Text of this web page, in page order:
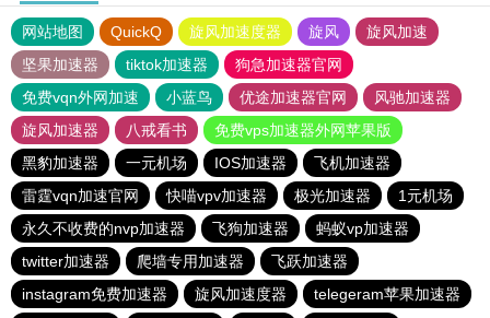
网站地图 QuickQ 旋风加速度器 旋风
旋风加速
坚果加速器
tiktok加速器
狗急加速器官网
免费vqn外网加速
小蓝鸟 优途加速器官网
风驰加速器
旋风加速器
八戒看书
免费vps加速器外网苹果版
黑豹加速器
一元机场 IOS加速器
飞机加速器
雷霆vqn加速官网
快喵vpv加速器 极光加速器
1元机场
永久不收费的nvp加速器
飞狗加速器
蚂蚁vp加速器
twitter加速器
爬墙专用加速器
飞跃加速器
instagram免费加速器
旋风加速度器
telegeram苹果加速器